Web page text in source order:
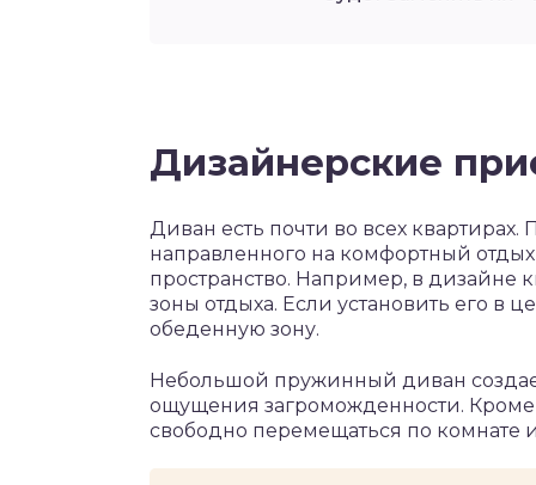
Дизайнерские
Диван есть почти во всех
направленного на комфортный
пространство. Например, в дизайне
зоны отдыха. Если установить его в
обеденную зону.
Небольшой пружинный диван
ощущения загроможденности. Кроме
свободно перемещаться по